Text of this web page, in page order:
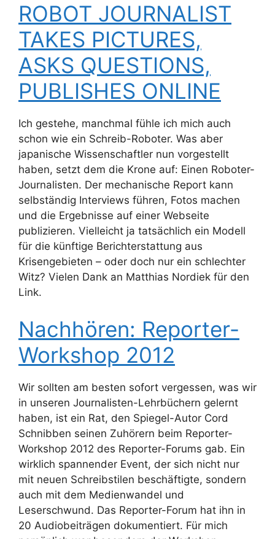
ROBOT JOURNALIST
TAKES PICTURES,
ASKS QUESTIONS,
PUBLISHES ONLINE
Ich gestehe, manchmal fühle ich mich auch
schon wie ein Schreib-Roboter. Was aber
japanische Wissenschaftler nun vorgestellt
haben, setzt dem die Krone auf: Einen Roboter-
Journalisten. Der mechanische Report kann
selbständig Interviews führen, Fotos machen
und die Ergebnisse auf einer Webseite
publizieren. Vielleicht ja tatsächlich ein Modell
für die künftige Berichterstattung aus
Krisengebieten – oder doch nur ein schlechter
Witz? Vielen Dank an Matthias Nordiek für den
Link.
Nachhören: Reporter-
Workshop 2012
Wir sollten am besten sofort vergessen, was wir
in unseren Journalisten-Lehrbüchern gelernt
haben, ist ein Rat, den Spiegel-Autor Cord
Schnibben seinen Zuhörern beim Reporter-
Workshop 2012 des Reporter-Forums gab. Ein
wirklich spannender Event, der sich nicht nur
mit neuen Schreibstilen beschäftigte, sondern
auch mit dem Medienwandel und
Leserschwund. Das Reporter-Forum hat ihn in
20 Audiobeiträgen dokumentiert. Für mich